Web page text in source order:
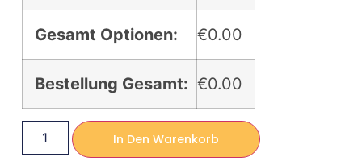
Gesamt Optionen: €0.00
Bestellung Gesamt: €0.00
In Den Warenkorb